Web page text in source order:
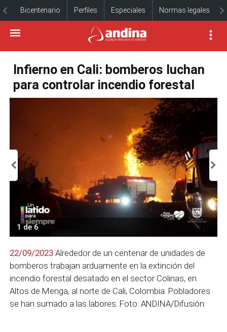
Bicentenario Perfiles Especiales Normas legales
Infierno en Cali: bomberos luchan
para controlar incendio forestal
1 de 6
22/09/2023 Alrededor de un centenar de unidades de
bomberos trabajan arduamente en la extinción del
incendio forestal desatado en el sector Colinas, en
Altos de Menga, al norte de Cali, Colombia. Pobladores
se han sumado a las labores. Foto: ANDINA/Difusión